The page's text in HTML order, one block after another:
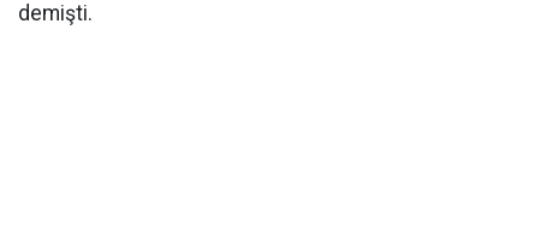
demişti.